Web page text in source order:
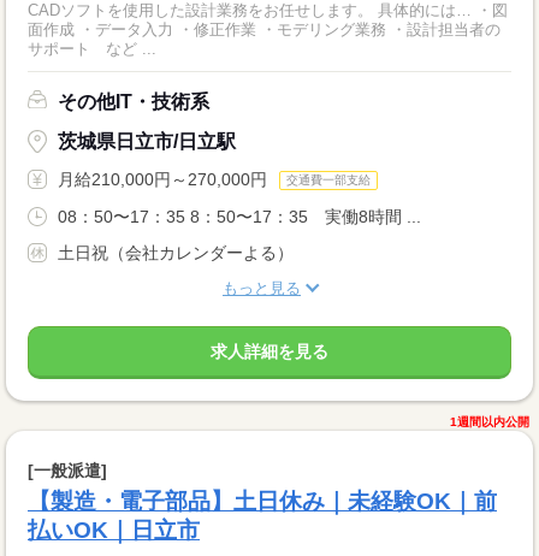
CADソフトを使用した設計業務をお任せします。 具体的には… ・図
面作成 ・データ入力 ・修正作業 ・モデリング業務 ・設計担当者の
サポート など ...
その他IT・技術系
茨城県日立市/日立駅
月給210,000円～270,000円 交通費一部支給
08：50〜17：35 8：50〜17：35 実働8時間 ...
土日祝（会社カレンダーよる）
もっと見る
求人詳細を見る
1週間以内公開
[一般派遣]
【製造・電子部品】土日休み｜未経験OK｜前
払いOK｜日立市